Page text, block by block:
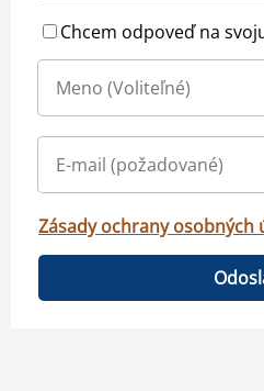
Chcem odpoveď na
Zásady ochrany osobných